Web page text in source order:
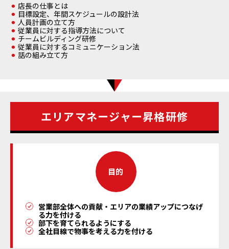
店長の仕事とは
目標設定、年間スケジュールの設計法
人員計画の立て方
従業員に対する指導方法について
チームビルディング研修
従業員に対するコミュニケーション法
話の組み立て方
エリアマネージャー昇格研修
目的
営業部全体への貢献・エリアの業績アップにつなげ
る力を付ける
部下を育てられるようにする
全社目線で物事を考える力を付ける